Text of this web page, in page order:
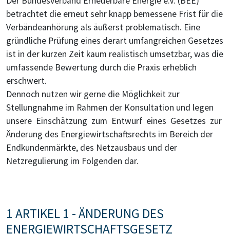
betrachtet die erneut sehr knapp bemessene Frist für die
Verbändeanhörung als äußerst problematisch. Eine
gründliche Prüfung eines derart umfangreichen Gesetzes
ist in der kurzen Zeit kaum realistisch umsetzbar, was die
umfassende Bewertung durch die Praxis erheblich
erschwert.
Dennoch nutzen wir gerne die Möglichkeit zur
Stellungnahme im Rahmen der Konsultation und legen
unsere Einschätzung zum Entwurf eines Gesetzes zur
Änderung des Energiewirtschaftsrechts im Bereich der
Endkundenmärkte, des Netzausbaus und der
Netzregulierung im Folgenden dar.
1 ARTIKEL 1 - ÄNDERUNG DES
ENERGIEWIRTSCHAFTSGESETZ